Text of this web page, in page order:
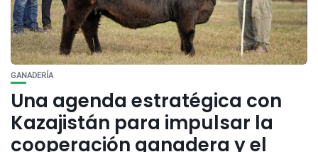
GANADERÍA
Una agenda estratégica con
Kazajistán para impulsar la
cooperación ganadera y el